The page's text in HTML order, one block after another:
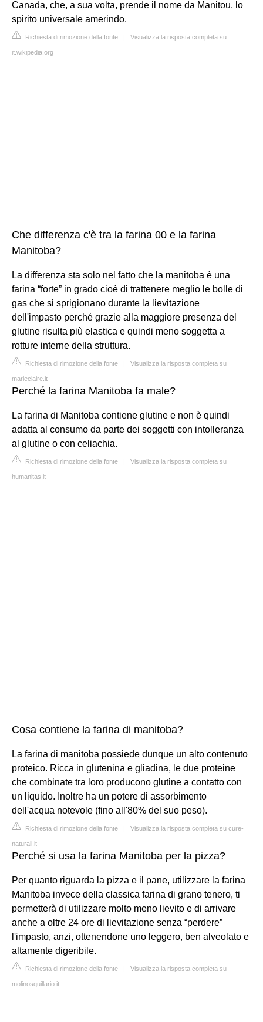
Canada, che, a sua volta, prende il nome da Manitou, lo
spirito universale amerindo.
Richiesta di rimozione della fonte | Visualizza la risposta completa su
it.wikipedia.org
Che differenza c'è tra la farina 00 e la farina
Manitoba?
La differenza sta solo nel fatto che la manitoba è una
farina “forte” in grado cioè di trattenere meglio le bolle di
gas che si sprigionano durante la lievitazione
dell'impasto perché grazie alla maggiore presenza del
glutine risulta più elastica e quindi meno soggetta a
rotture interne della struttura.
Richiesta di rimozione della fonte | Visualizza la risposta completa su
marieclaire.it
Perché la farina Manitoba fa male?
La farina di Manitoba contiene glutine e non è quindi
adatta al consumo da parte dei soggetti con intolleranza
al glutine o con celiachia.
Richiesta di rimozione della fonte | Visualizza la risposta completa su
humanitas.it
Cosa contiene la farina di manitoba?
La farina di manitoba possiede dunque un alto contenuto
proteico. Ricca in glutenina e gliadina, le due proteine
che combinate tra loro producono glutine a contatto con
un liquido. Inoltre ha un potere di assorbimento
dell'acqua notevole (fino all'80% del suo peso).
Richiesta di rimozione della fonte | Visualizza la risposta completa su cure-
naturali.it
Perché si usa la farina Manitoba per la pizza?
Per quanto riguarda la pizza e il pane, utilizzare la farina
Manitoba invece della classica farina di grano tenero, ti
permetterà di utilizzare molto meno lievito e di arrivare
anche a oltre 24 ore di lievitazione senza “perdere”
l'impasto, anzi, ottenendone uno leggero, ben alveolato e
altamente digeribile.
Richiesta di rimozione della fonte | Visualizza la risposta completa su
molinosquillario.it